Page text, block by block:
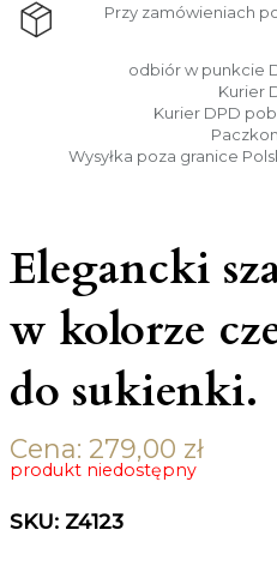
Przy zamówieniach
odbiór w punkcie
Kurier
Kurier DPD
Wysyłka poza granice
Elegancki
w kolorze
do sukienki.
Cena: 279,00 zł
produkt niedostępny
SKU: Z4123